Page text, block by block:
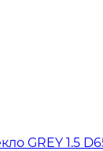
GREY 1.5